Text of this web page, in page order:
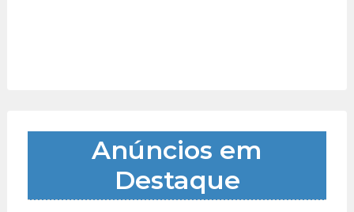
Anúncios em
Destaque